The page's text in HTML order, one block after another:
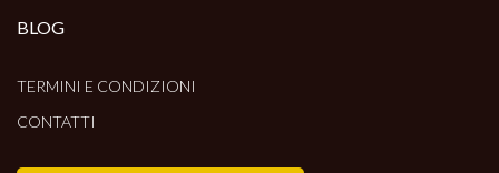
BLOG
TERMINI E CONDIZIONI
CONTATTI